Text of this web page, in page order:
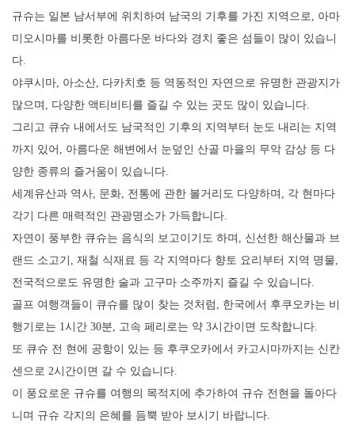
규슈는 일본 남서부에 위치하여 남국의 기후를 가진 지역으로, 아마
미오시마를 비롯한 아름다운 바다와 경치 좋은 섬들이 많이 있습니
다.
야쿠시마, 아소산, 다카치호 등 역동적인 자연으로 유명한 관광지가
많으며, 다양한 액티비티를 즐길 수 있는 곳도 많이 있습니다.
그리고 큐슈 내에서도 남국적인 기후의 지역부터 눈도 내리는 지역
까지 있어, 아름다운 해변에서 눈덮인 산골 마을의 무악 감상 등 다
양한 종류의 즐거움이 있습니다.
세계유산과 역사, 문화, 전통에 관한 볼거리도 다양하며, 각 현마다
각기 다른 매력적인 관광명소가 가득합니다.
자연이 풍부한 큐슈는 음식의 보고이기도 하며, 신선한 해산물과 브
랜드 소고기, 재철 식재료 등 각 지역마다 향토 요리부터 지역 명물,
전국적으로도 유명한 술과 고구마 소주까지 즐길 수 있습니다.
골프 여행객들이 큐슈를 많이 찾는 것처럼, 한국에서 후쿠오카는 비
행기로는 1시간 30분, 고속 페리로는 약 3시간이면 도착합니다.
또 큐슈 전 현에 공항이 있는 등 후쿠오카에서 카고시마까지는 신칸
센으로 2시간이면 갈 수 있습니다.
이 풍요로운 규슈를 여행의 목적지에 추가하여 규슈 전현을 돌아다
니며 규슈 각지의 은혜를 듬뿍 받아 보시기 바랍니다.